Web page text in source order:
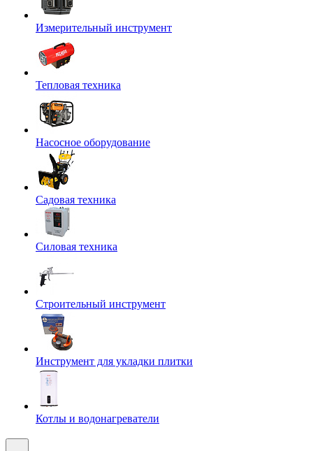
Измерительный инструмент
Тепловая техника
Насосное оборудование
Садовая техника
Силовая техника
Строительный инструмент
Инструмент для укладки плитки
Котлы и водонагреватели